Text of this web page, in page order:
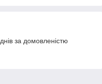
за домовленістю